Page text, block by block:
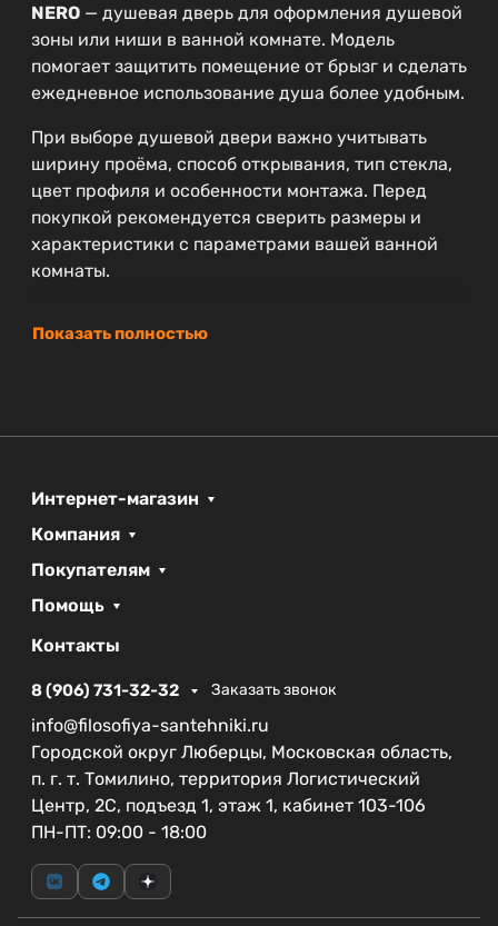
NERO — душевая дверь для оформления душевой
зоны или ниши в ванной комнате. Модель
помогает защитить помещение от брызг и сделать
ежедневное использование душа более удобным.
При выборе душевой двери важно учитывать
ширину проёма, способ открывания, тип стекла,
цвет профиля и особенности монтажа. Перед
покупкой рекомендуется сверить размеры и
характеристики с параметрами вашей ванной
комнаты.
Показать полностью
Интернет-магазин
Компания
Покупателям
Помощь
Контакты
8 (906) 731-32-32 Заказать звонок
info@filosofiya-santehniki.ru
Городской округ Люберцы, Московская область,
п. г. т. Томилино, территория Логистический
Центр, 2С, подъезд 1, этаж 1, кабинет 103-106
ПН-ПТ: 09:00 - 18:00